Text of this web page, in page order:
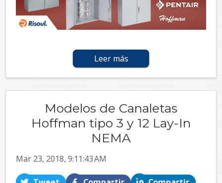
Leer más
Modelos de Canaletas
Hoffman tipo 3 y 12 Lay-In
NEMA
Mar 23, 2018, 9:11:43 AM